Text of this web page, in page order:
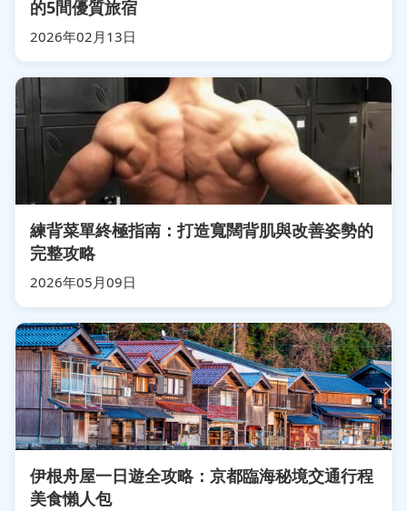
的5間優質旅宿
2026年02月13日
練背菜單終極指南：打造寬闊背肌與改善姿勢的
完整攻略
2026年05月09日
伊根舟屋一日遊全攻略：京都臨海秘境交通行程
美食懶人包